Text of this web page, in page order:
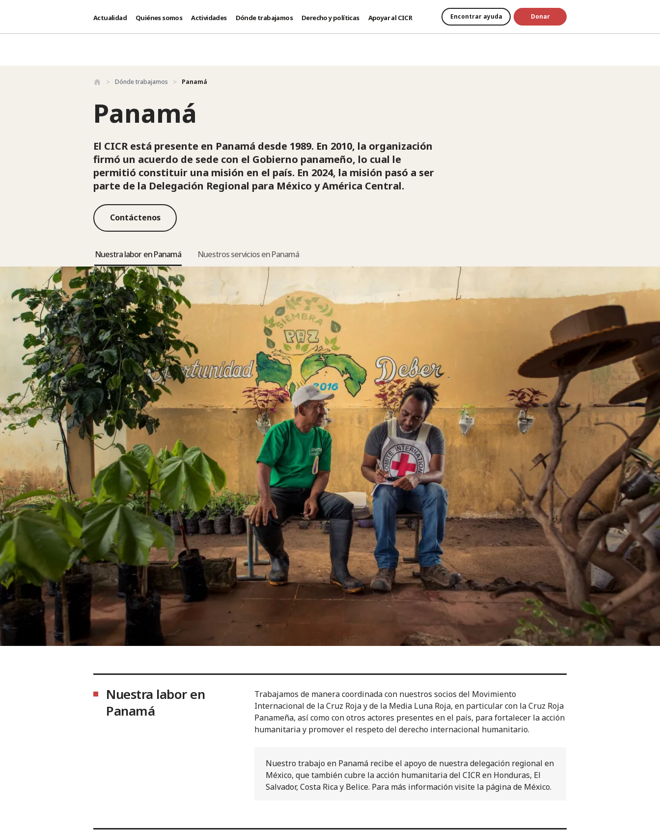
Actualidad Quiénes somos Actividades Dónde trabajamos Derecho y políticas Apoyar al CICR Encontrar ayuda Donar
Dónde trabajamos Panamá
Panamá
El CICR está presente en Panamá desde 1989. En 2010, la organización
firmó un acuerdo de sede con el Gobierno panameño, lo cual le
permitió constituir una misión en el país. En 2024, la misión pasó a ser
parte de la Delegación Regional para México y América Central.
Contáctenos
Nuestra labor en Panamá Nuestros servicios en Panamá
Nuestra labor en
Panamá
Trabajamos de manera coordinada con nuestros socios del Movimiento
Internacional de la Cruz Roja y de la Media Luna Roja, en particular con la Cruz Roja
Panameña, así como con otros actores presentes en el país, para fortalecer la acción
humanitaria y promover el respeto del derecho internacional humanitario.
Nuestro trabajo en Panamá recibe el apoyo de nuestra delegación regional en
México, que también cubre la acción humanitaria del CICR en Honduras, El
Salvador, Costa Rica y Belice. Para más información visite la página de México.